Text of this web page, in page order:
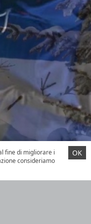
OK
fine di migliorare i
consideriamo